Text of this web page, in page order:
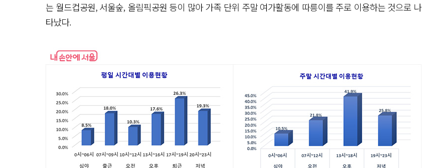
는 월드컵공원, 서울숲, 올림픽공원 등이 많아 가족 단위 주말 여가활동에 따릉이를 주로 이용하는 것으로 나
타났다.